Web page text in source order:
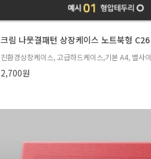
크림 나뭇결패턴 상장케이스 노트북형 C26
친환경상장케이스, 고급하드케이스,기본 A4, 별사
2,700원